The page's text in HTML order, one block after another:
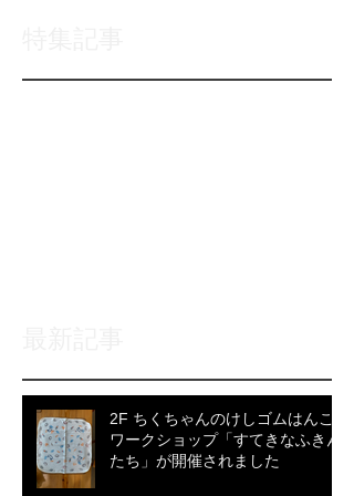
2F ちくちゃんのけしゴムはんこ
ワークショップ「すてきなふきん
たち」が開催されました